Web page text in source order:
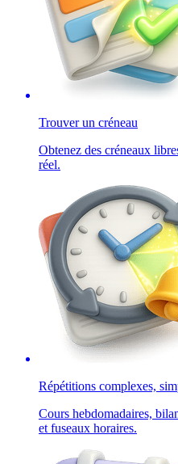
Trouver un créneau
Obtenez des créneaux
réel.
Répétitions complexes,
Cours hebdomadaires,
et fuseaux horaires.